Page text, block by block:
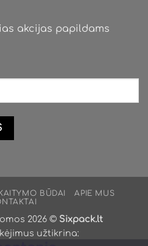
akcijas papildams
BŪDAI
APIE MUS
2026 © Sixpack.lt
užtikrina: